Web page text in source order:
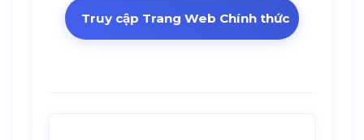
Truy cập Trang Web Chính thức